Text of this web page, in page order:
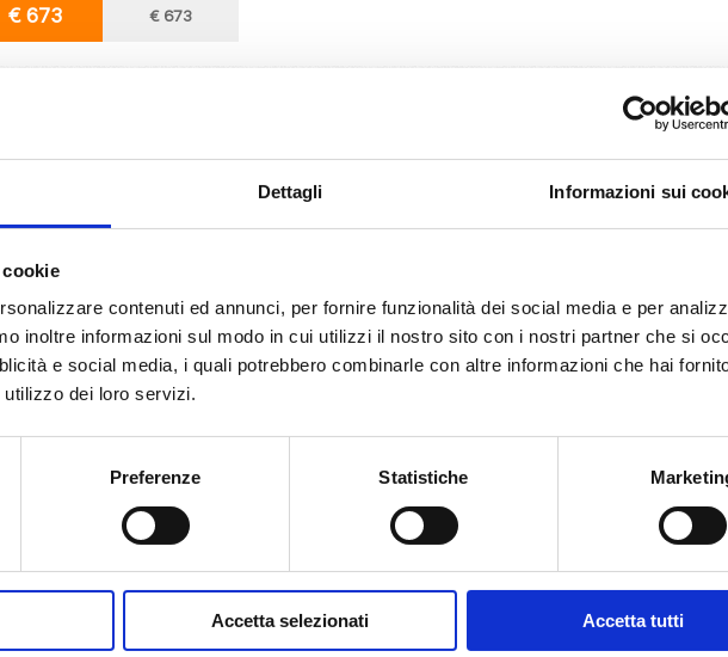
Dettagli Informazioni sui
contenuti ed annunci, per fornire funzionalità dei social media e per
inoltre informazioni sul modo in cui utilizzi il nostro sito con i nostri partner che si
e social media, i quali potrebbero combinarle con altre informazioni che hai
dei loro servizi.
Preferenze Statistiche
Accetta selezionati Accetta tutti
€ 673
€ 673
Bahrain, Doha, Dubai, Sir Bani Yas Is, Abu Dhabi
€ 673
Mediterraneo8 giorni
daBaricon
08/05/2027
€ 673
Mediterraneo8 giorni